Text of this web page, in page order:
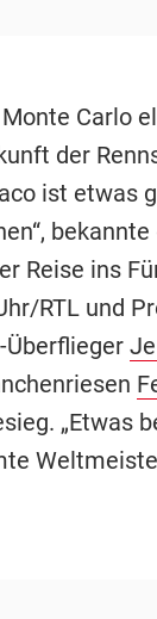
Carlo
der
ist etwas
bekannte
Reise ins
RTL und
Überflieger
„Etwas